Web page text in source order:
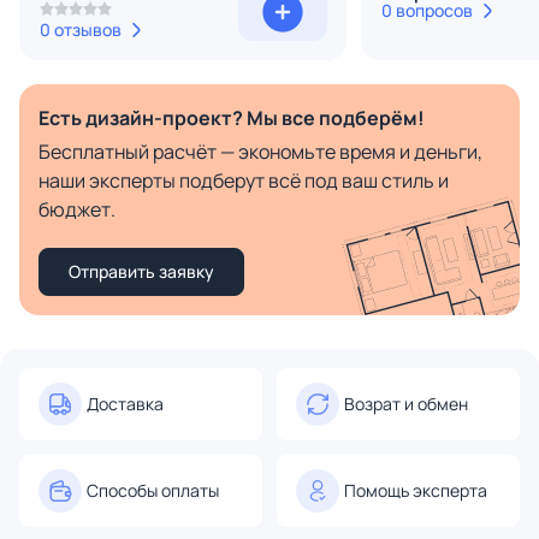
0 отзывов
0 вопросов
Есть дизайн-проект? Мы все подберём!
Бесплатный расчёт — экономьте время и деньги,
наши эксперты подберут всё под ваш стиль и
бюджет.
Отправить заявку
Доставка Возрат и обмен
Способы оплаты Помощь эксперта